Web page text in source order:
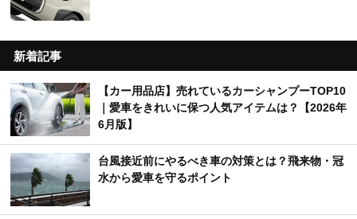
新着記事
【カー用品店】売れているカーシャンプーTOP10
｜愛車をきれいに保つ人気アイテムは？【2026年
6月版】
台風接近前にやるべき車の対策とは？飛来物・冠
水から愛車を守るポイント